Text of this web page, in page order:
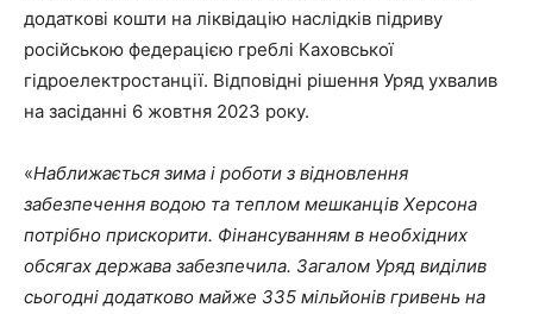
додаткові кошти на ліквідацію наслідків підриву
російською федерацією греблі Каховської
гідроелектростанції. Відповідні рішення Уряд ухвалив
на засіданні 6 жовтня 2023 року.
«Наближається зима і роботи з відновлення
забезпечення водою та теплом мешканців Херсона
потрібно прискорити. Фінансуванням в необхідних
обсягах держава забезпечила. Загалом Уряд виділив
сьогодні додатково майже 335 мільйонів гривень на